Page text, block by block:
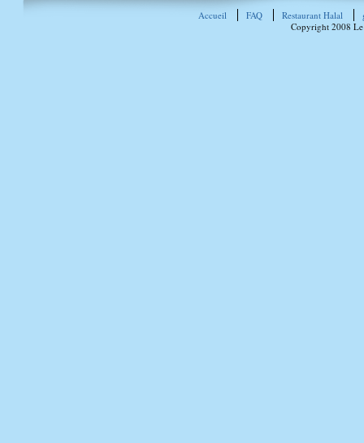
Accueil FAQ Restaurant Halal
Copyright 2008